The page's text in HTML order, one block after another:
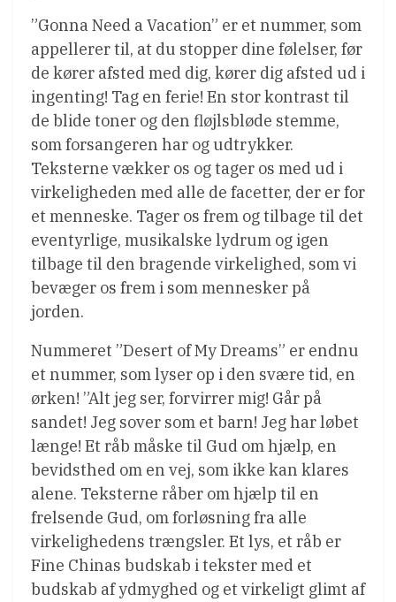
”Gonna Need a Vacation” er et nummer, som
appellerer til, at du stopper dine følelser, før
de kører afsted med dig, kører dig afsted ud i
ingenting! Tag en ferie! En stor kontrast til
de blide toner og den fløjlsbløde stemme,
som forsangeren har og udtrykker.
Teksterne vækker os og tager os med ud i
virkeligheden med alle de facetter, der er for
et menneske. Tager os frem og tilbage til det
eventyrlige, musikalske lydrum og igen
tilbage til den bragende virkelighed, som vi
bevæger os frem i som mennesker på
jorden.
Nummeret ”Desert of My Dreams” er endnu
et nummer, som lyser op i den svære tid, en
ørken! ”Alt jeg ser, forvirrer mig! Går på
sandet! Jeg sover som et barn! Jeg har løbet
længe! Et råb måske til Gud om hjælp, en
bevidsthed om en vej, som ikke kan klares
alene. Teksterne råber om hjælp til en
frelsende Gud, om forløsning fra alle
virkelighedens trængsler. Et lys, et råb er
Fine Chinas budskab i tekster med et
budskab af ydmyghed og et virkeligt glimt af